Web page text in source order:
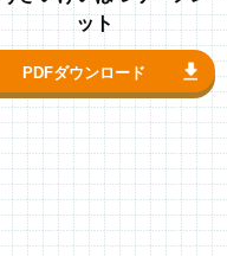
ット
PDFダウンロード